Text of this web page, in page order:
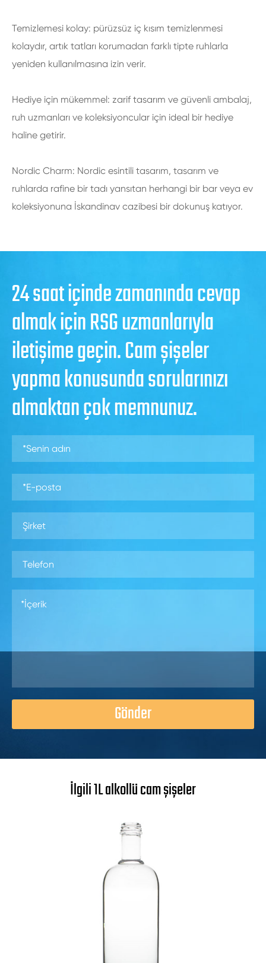
Temizlemesi kolay: pürüzsüz iç kısım temizlenmesi
kolaydır, artık tatları korumadan farklı tipte ruhlarla
yeniden kullanılmasına izin verir.
Hediye için mükemmel: zarif tasarım ve güvenli ambalaj,
ruh uzmanları ve koleksiyoncular için ideal bir hediye
haline getirir.
Nordic Charm: Nordic esintili tasarım, tasarım ve
ruhlarda rafine bir tadı yansıtan herhangi bir bar veya ev
koleksiyonuna İskandinav cazibesi bir dokunuş katıyor.
24 saat içinde zamanında cevap
almak için RSG uzmanlarıyla
iletişime geçin. Cam şişeler
yapma konusunda sorularınızı
almaktan çok memnunuz.
Gönder
İlgili 1L alkollü cam şişeler